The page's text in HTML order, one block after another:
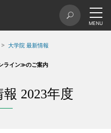
大学院 最新情報
ライン≫のご案内
2023年度